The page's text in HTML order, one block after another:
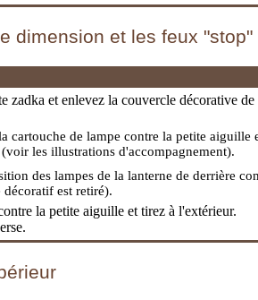
dimension et les feux "stop"
et enlevez la couvercle décorative
cartouche de lampe contre la petite
(voir les illustrations d'accompagnement).
des lampes de la lanterne de derrière
est retiré).
la petite aiguille et tirez à l'extérieur.